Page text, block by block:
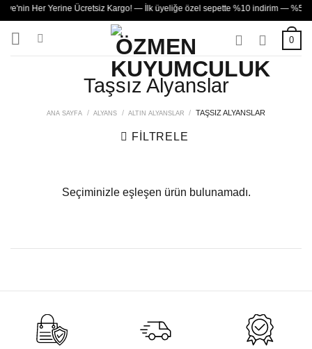
İçeriğeHer Yerine Ücretsiz Kargo! — İlk üyeliğe özel sepette %10 indirim — %50'e
0
Taşsız Alyanslar
ANA SAYFA / ALYANS / ALTIN ALYANSLAR / TAŞSIZ ALYANSLAR
FILTRELE
Seçiminizle eşleşen ürün bulunamadı.